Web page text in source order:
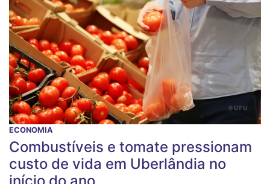
ECONOMIA
Combustíveis e tomate pressionam
custo de vida em Uberlândia no